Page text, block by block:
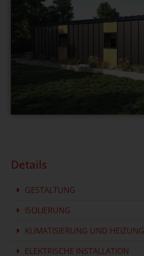
Details
GESTALTUNG
ISOLIERUNG
KLIMATISIERUNG UND HEIZUNG
ELEKTRISCHE INSTALLATION